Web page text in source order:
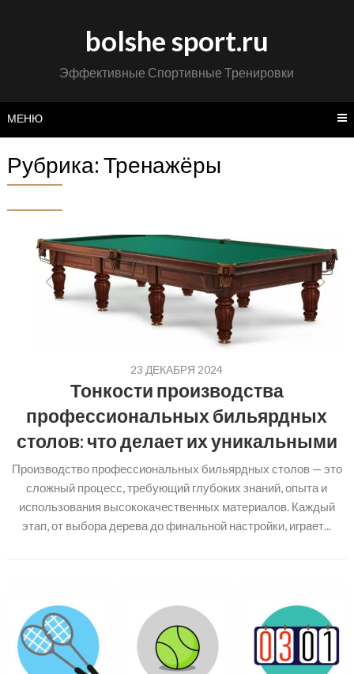
bolshe sport.ru
Эффективные Спортивные Тренировки
МЕНЮ
Рубрика: Тренажёры
23 ДЕКАБРЯ 2024
Тонкости производства
профессиональных бильярдных
столов: что делает их уникальными
Производство профессиональных бильярдных столов — это
сложный процесс, требующий глубоких знаний, опыта и
использования высококачественных материалов. Каждый
этап, от выбора дерева до финальной настройки, играет...